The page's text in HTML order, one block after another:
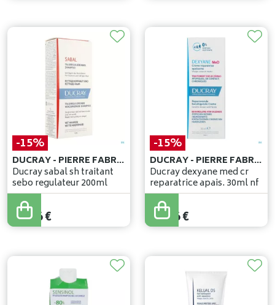
-15%
DUCRAY - PIERRE FABRE BENELUX
Ducray sabal sh traitant
sebo regulateur 200ml
16,90
14,36€
-15%
DUCRAY - PIERRE FABRE BENELUX
Ducray dexyane med cr
reparatrice apais. 30ml nf
16,90
14,36€